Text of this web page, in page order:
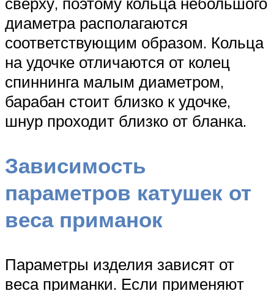
диаметра располагаются
соответствующим образом. Кольца
на удочке отличаются от колец
спиннинга малым диаметром,
барабан стоит близко к удочке,
шнур проходит близко от бланка.
Зависимость
параметров катушек от
веса приманок
Параметры изделия зависят от
веса приманки. Если применяют